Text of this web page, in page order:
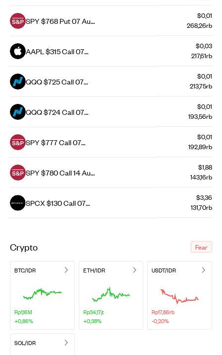
SPY $768 Put 07 Aug
$0,01
268,26rb
AAPL $315 Call 07
$0,03
217,61rb
QQQ $725 Call 07
$0,01
213,75rb
QQQ $724 Call 07
$0,01
193,56rb
SPY $777 Call 07
$0,01
192,89rb
SPY $780 Call 14 Aug
$1,88
143,16rb
SPCX $130 Call 07
$3,36
131,70rb
Crypto Fear
BTC/IDR
Rp1,16M
+0,86%
ETH/IDR
Rp34,17jt
+0,38%
USDT/IDR
Rp17,86rb
-0,20%
SOL/IDR